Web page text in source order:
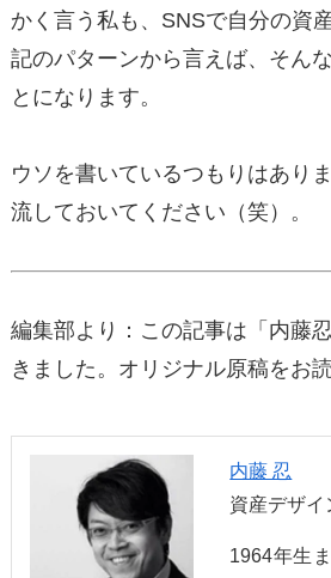
かく言う私も、SNSで自分の資
記のパターンから言えば、そん
とになります。
ウソを書いているつもりはあり
流しておいてください（笑）。
編集部より：この記事は「内藤
きました。オリジナル原稿をお
内藤 忍
資産デザイ
1964年生